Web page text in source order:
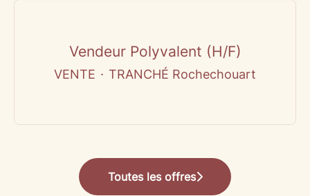
Vendeur Polyvalent (H/F)
VENTE · TRANCHÉ Rochechouart
Toutes les offres